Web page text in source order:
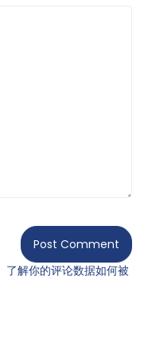
了解你的评论数据如何被